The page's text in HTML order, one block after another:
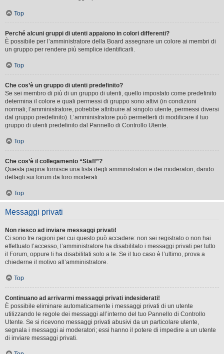
Top
Perché alcuni gruppi di utenti appaiono in colori differenti?
È possibile per l’amministratore della Board assegnare un colore ai membri di
un gruppo per rendere più semplice identificarli.
Top
Che cos’è un gruppo di utenti predefinito?
Se sei membro di più di un gruppo di utenti, quello impostato come predefinito
determina il colore e quali permessi di gruppo sono attivi (in condizioni
normali; l’amministratore, potrebbe attribuire al singolo utente, permessi diversi
dal gruppo predefinito). L’amministratore può permetterti di modificare il tuo
gruppo di utenti predefinito dal Pannello di Controllo Utente.
Top
Che cos’è il collegamento “Staff”?
Questa pagina fornisce una lista degli amministratori e dei moderatori, dando
dettagli sui forum da loro moderati.
Top
Messaggi privati
Non riesco ad inviare messaggi privati!
Ci sono tre ragioni per cui questo può accadere: non sei registrato o non hai
effettuato l’accesso, l’amministratore ha disabilitato i messaggi privati per tutto
il Forum, oppure li ha disabilitati solo a te. Se il tuo caso è l’ultimo, prova a
chiederne il motivo all’amministratore.
Top
Continuano ad arrivarmi messaggi privati indesiderati!
È possibile eliminare automaticamente i messaggi privati ​​di un utente
utilizzando le regole dei messaggi all’interno del tuo Pannello di Controllo
Utente. Se si ricevono messaggi privati ​​abusivi da un particolare utente,
segnala i messaggi ai moderatori; essi hanno il potere di impedire a un utente
di inviare messaggi privati​​.